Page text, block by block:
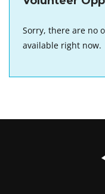
Sorry, there are no
available right now.